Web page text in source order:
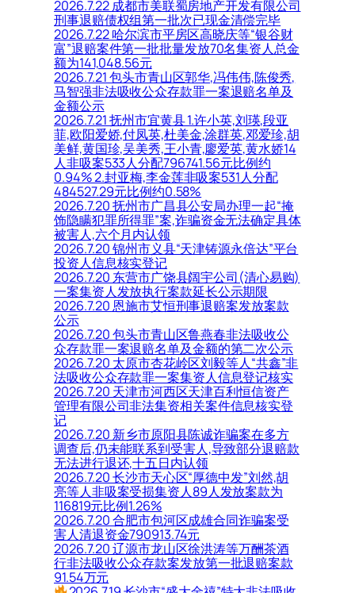
2026.7.22 成都市美联蜀房地产开发有限公司
刑事退赔债权组第一批次已现金清偿完毕
2026.7.22 哈尔滨市平房区高晓庆等“银谷财
富”退赔案件第一批批量发放70名集资人总金
额为141,048.56元
2026.7.21 包头市青山区郭华,冯伟伟,陈俊秀,
马智强非法吸收公众存款罪一案退赔名单及
金额公示
2026.7.21 抚州市宜黄县 1.许小英,刘瑛,段亚
菲,欧阳爱娇,付凤英,杜美金,涂群英,邓爱珍,胡
美鲜,黄国珍,吴美秀,王小青,廖爱英,黄水娇14
人非吸案533人分配796741.56元比例约
0.94% 2.封亚梅,李金莲非吸案531人分配
484527.29元比例约0.58%
2026.7.20 抚州市广昌县公安局办理一起“掩
饰隐瞒犯罪所得罪”案,诈骗资金无法确定具体
被害人,六个月内认领
2026.7.20 锦州市义县“天津铸源永倍达”平台
投资人信息核实登记
2026.7.20 东营市广饶县阔宇公司(清心易购)
一案集资人发放执行案款延长公示期限
2026.7.20 恩施市艾恒刑事退赔案发放案款
公示
2026.7.20 包头市青山区鲁燕春非法吸收公
众存款罪一案退赔名单及金额的第二次公示
2026.7.20 太原市杏花岭区刘毅等人“共鑫”非
法吸收公众存款罪一案集资人信息登记核实
2026.7.20 天津市河西区天津百利恒信资产
管理有限公司非法集资相关案件信息核实登
记
2026.7.20 新乡市原阳县陈诚诈骗案在多方
调查后,仍未能联系到受害人,导致部分退赔款
无法进行退还,十五日内认领
2026.7.20 长沙市天心区“厚德中发”刘然,胡
亮等人非吸案受损集资人89人发放案款为
116819元比例1.26%
2026.7.20 合肥市包河区成雄合同诈骗案受
害人清退资金790913.74元
2026.7.20 辽源市龙山区徐洪涛等万酬茶酒
行非法吸收公众存款案发放第一批退赔案款
91.54万元